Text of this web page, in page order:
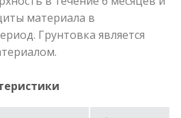
материала в
Грунтовка является